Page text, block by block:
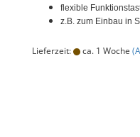
flexible
z.B. zum Einbau in
Lieferzeit: ca. 1 Woche